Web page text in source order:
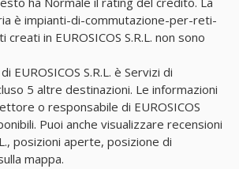
è impianti-di-commutazione-per-reti-
in EUROSICOS S.R.L. non sono
EUROSICOS S.R.L. è Servizi di
5 altre destinazioni. Le informazioni
o responsabile di EUROSICOS
Puoi anche visualizzare recensioni
posizioni aperte, posizione di
mappa.